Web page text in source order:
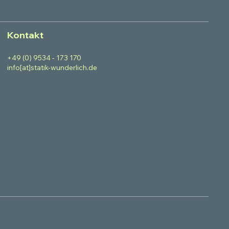
Kontakt
+49 (0) 9534 - 173 170
info[at]statik-wunderlich.de